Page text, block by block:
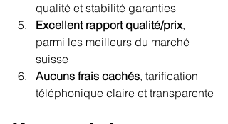
qualité et stabilité garanties
Excellent rapport qualité/prix,
parmi les meilleurs du marché
suisse
Aucuns frais cachés, tarification
téléphonique claire et transparente